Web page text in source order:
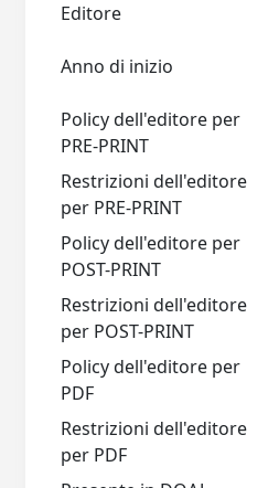
Editore
Anno di inizio
Policy dell'editore per
PRE-PRINT
Restrizioni dell'editore
per PRE-PRINT
Policy dell'editore per
POST-PRINT
Restrizioni dell'editore
per POST-PRINT
Policy dell'editore per
PDF
Restrizioni dell'editore
per PDF